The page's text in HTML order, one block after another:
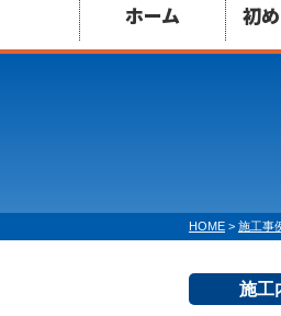
ホーム 初
HOME > 施工事
施工